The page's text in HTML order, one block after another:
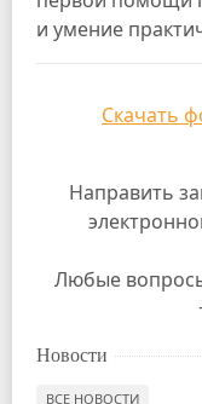
и умение
Скачать
Направить
Любые
Новости
ВСЕ НОВОСТИ